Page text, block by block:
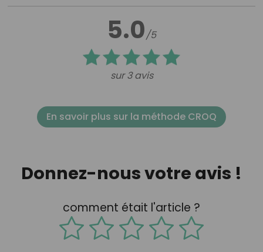
5.0/5
sur 3 avis
En savoir plus sur la méthode CROQ
Donnez-nous votre avis !
comment était l'article ?